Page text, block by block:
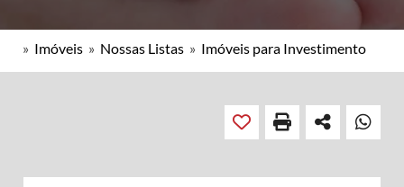
» Imóveis » Nossas Listas » Imóveis para Investimento